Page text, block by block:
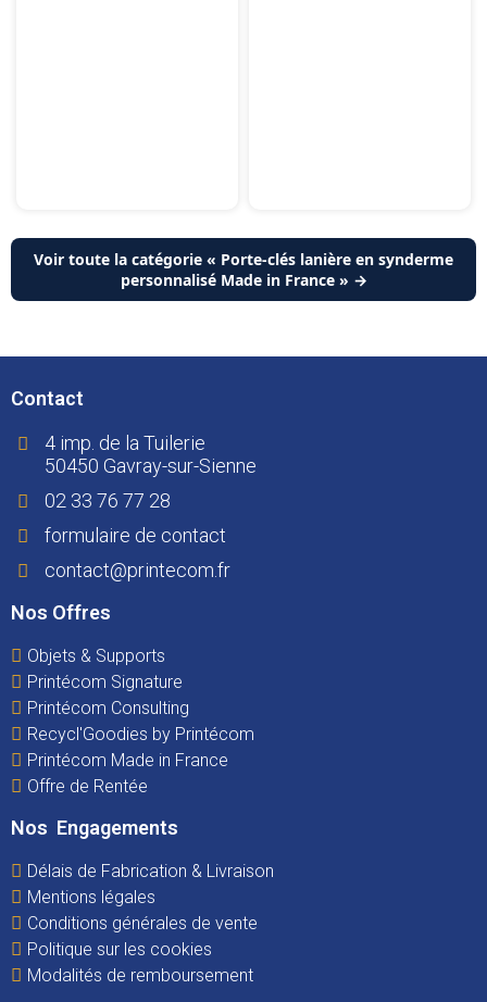
Voir toute la catégorie « Porte-clés lanière en synderme
personnalisé Made in France » →
Contact
4 imp. de la Tuilerie
50450 Gavray-sur-Sienne
02 33 76 77 28
formulaire de contact
contact@printecom.fr
Nos Offres
Objets & Supports
Printécom Signature
Printécom Consulting
Recycl'Goodies by Printécom
Printécom Made in France
Offre de Rentée
Nos Engagements
Délais de Fabrication & Livraison
Mentions légales
Conditions générales de vente
Politique sur les cookies
Modalités de remboursement